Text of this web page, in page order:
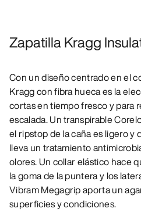
Zapatilla Kragg
Con un diseño centrado en el
Kragg con fibra hueca es la
cortas en tiempo fresco y para
escalada. Un transpirable
el ripstop de la caña es ligero y
lleva un tratamiento
olores. Un collar elástico hace
la goma de la puntera y los
Vibram Megagrip aporta un
superficies y condiciones.